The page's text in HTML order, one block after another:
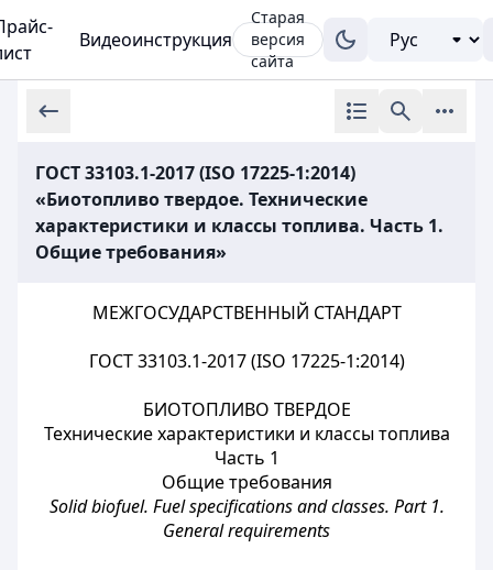
Видеоинструкция
Старая
версия
сайта
ГОСТ 33103.1-2017 (ISO 17225-1:2014)
«Биотопливо твердое. Технические
характеристики и классы топлива. Часть 1.
Общие требования»
МЕЖГОСУДАРСТВЕННЫЙ СТАНДАРТ
ГОСТ 33103.1-2017 (ISO 17225-1:2014)
БИОТОПЛИВО ТВЕРДОЕ
Технические характеристики и классы топлива
Часть 1
Общие требования
Solid biofuel. Fuel specifications and classes. Part 1.
General requirements